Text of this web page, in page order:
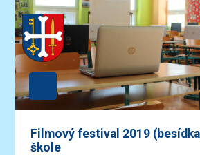
Filmový festival 2019
škole